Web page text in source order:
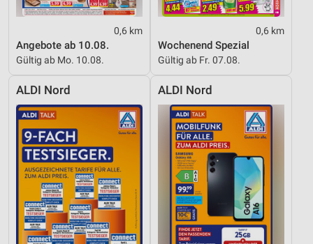
0,6 km
Angebote ab 10.08.
Gültig ab Mo. 10.08.
0,6 km
Wochenend Spezial
Gültig ab Fr. 07.08.
ALDI Nord ALDI Nord
Geräte anhand von aktiv angeforderten
Informationen identifizieren
Nicht-IAB-Verarbeitungszwecke:
Notwendig
Performance
Funktional
Werbung